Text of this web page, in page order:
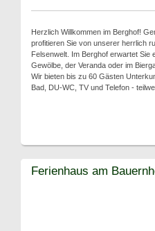
Herzlich Willkommen im Berghof!
profitieren Sie von unserer herrlich
Felsenwelt. Im Berghof erwartet Sie
Gewölbe, der Veranda oder im
Wir bieten bis zu 60 Gästen
Bad, DU-WC, TV und Telefon -
Ferienhaus am